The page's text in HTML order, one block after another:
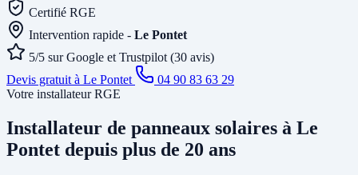
Certifié RGE
Intervention rapide - Le Pontet
5/5 sur Google et Trustpilot (30 avis)
Devis gratuit à Le Pontet
04 90 83 63 29
Votre installateur RGE
Installateur de panneaux solaires à Le
Pontet depuis plus de 20 ans